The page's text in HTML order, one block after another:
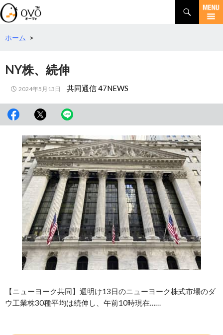
検
索
コ
テホーム >
NY株、続伸
2024年5月13日 共同通信 47NEWS
【ニューヨーク共同】週明け13日のニューヨーク株式市場のダ
ウ工業株30種平均は続伸し、午前10時現在……